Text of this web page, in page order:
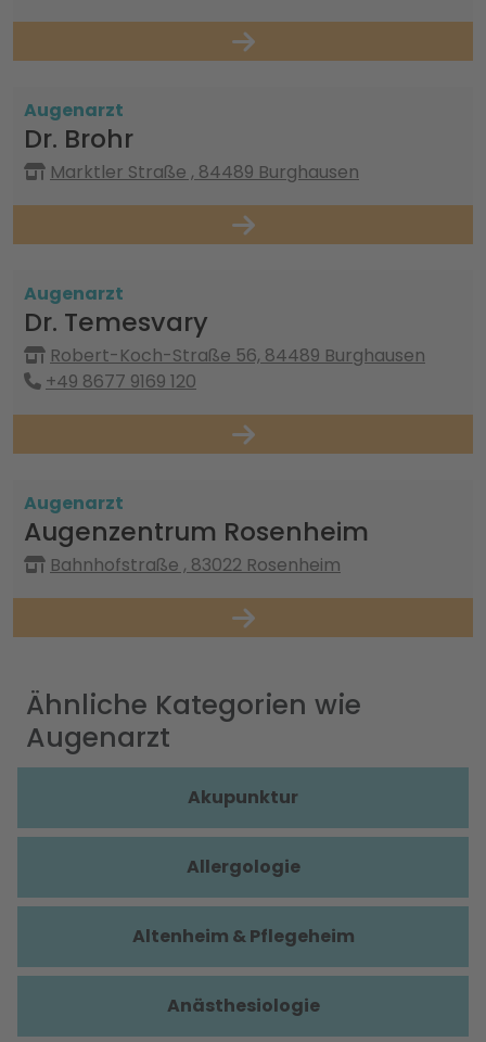
Augenarzt
Dr. Brohr
Marktler Straße , 84489 Burghausen
Augenarzt
Dr. Temesvary
Robert-Koch-Straße 56, 84489 Burghausen
+49 8677 9169 120
Augenarzt
Augenzentrum Rosenheim
Bahnhofstraße , 83022 Rosenheim
Ähnliche Kategorien wie
Augenarzt
Akupunktur
Allergologie
Altenheim & Pflegeheim
Anästhesiologie